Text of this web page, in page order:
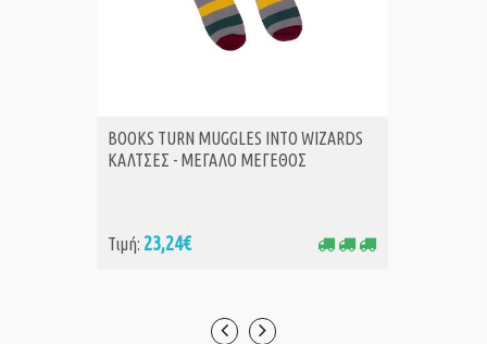
ΑΓΟΡΑ
BOOKS TURN MUGGLES INTO WIZARDS
ΚΑΛΤΣΕΣ - ΜΕΓΑΛΟ ΜΕΓΕΘΟΣ
Τιμή: 23,24€